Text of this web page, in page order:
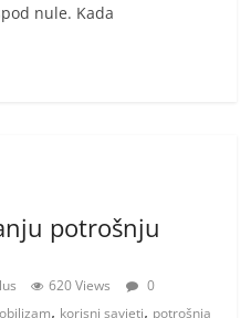
nule. Kada
potrošnju
620 Views
0
, korisni savjeti, potrošnja